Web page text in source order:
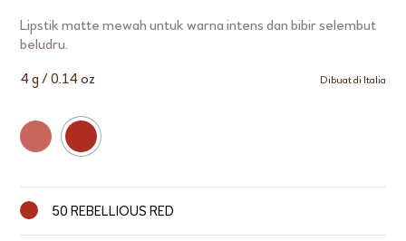
Lipstik matte mewah untuk warna intens dan bibir selembut
beludru.
4 g / 0.14 oz Dibuat di Italia
50 REBELLIOUS RED